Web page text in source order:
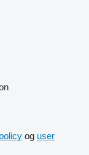
og user